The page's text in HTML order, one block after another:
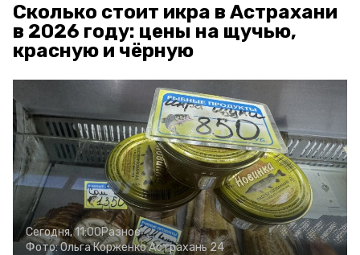
Сколько стоит икра в Астрахани
в 2026 году: цены на щучью,
красную и чёрную
Сегодня, 11:00Разное
Фото:Ольга КорженкоАстрахань 24